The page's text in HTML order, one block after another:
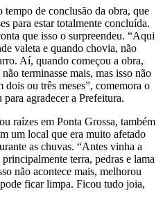
de conclusão da obra, que
para estar totalmente concluída.
que isso o surpreendeu. “Aqui
valeta e quando chovia, não
Aí, quando começou a obra,
terminasse mais, mas isso não
ou três meses”, comemora o
agradecer a Prefeitura.
raízes em Ponta Grossa, também
um local que era muito afetado
as chuvas. “Antes vinha a
terra, pedras e lama
não acontece mais, melhorou
ficar limpa. Ficou tudo joia,